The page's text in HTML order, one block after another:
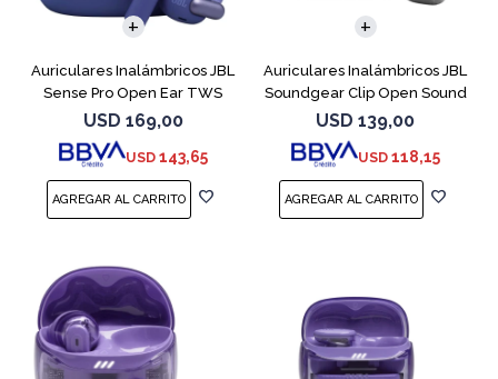
Auriculares Inalámbricos JBL
Sense Pro Open Ear TWS
Azul
USD 169,00
USD 143,65
Auriculares Inalámbricos JBL
Soundgear Clip Open Sound
Negro
USD 139,00
USD 118,15